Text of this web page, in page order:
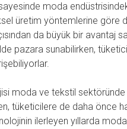
moda
üretim yöntemlerine göre
da büyük bir avantaj
pazara sunabilirken,
moda ve tekstil sektöründe
tüketicilere de daha önce
ilerleyen yıllarda